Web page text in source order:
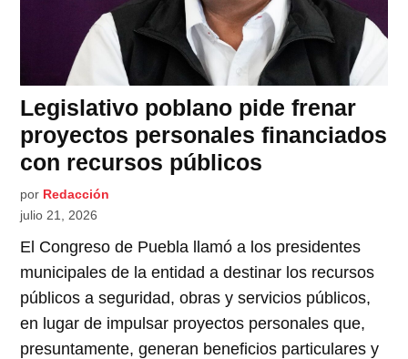
Legislativo poblano pide frenar
proyectos personales financiados
con recursos públicos
por Redacción
julio 21, 2026
El Congreso de Puebla llamó a los presidentes
municipales de la entidad a destinar los recursos
públicos a seguridad, obras y servicios públicos,
en lugar de impulsar proyectos personales que,
presuntamente, generan beneficios particulares y